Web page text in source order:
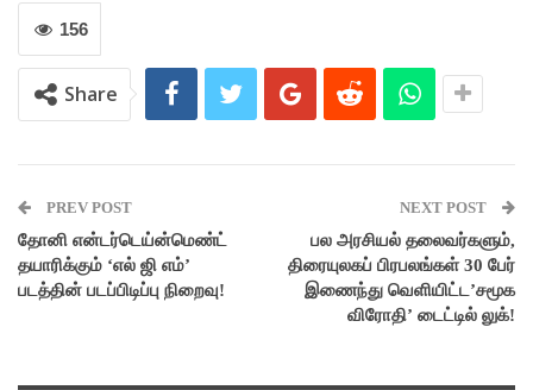
156
Share
PREV POST
தோனி என்டர்டெய்ன்மெண்ட்
தயாரிக்கும் ‘எல் ஜி எம்’
படத்தின் படப்பிடிப்பு நிறைவு!
NEXT POST
பல அரசியல் தலைவர்களும்,
திரையுலகப் பிரபலங்கள் 30 பேர்
இணைந்து வெளியிட்ட’சமூக
விரோதி’ டைட்டில் லுக்!